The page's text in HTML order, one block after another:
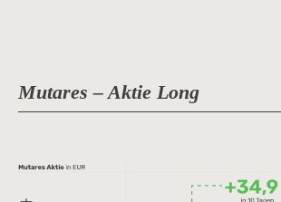
Mutares – Aktie Long